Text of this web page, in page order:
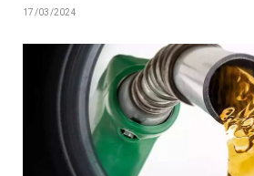
17/03/2024